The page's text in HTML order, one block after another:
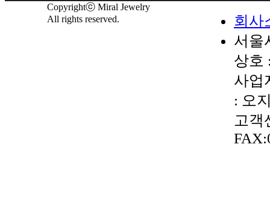
Copyrightⓒ Miral Jewelry
All rights reserved.
회사
서울
상호
사업
: 오
고객